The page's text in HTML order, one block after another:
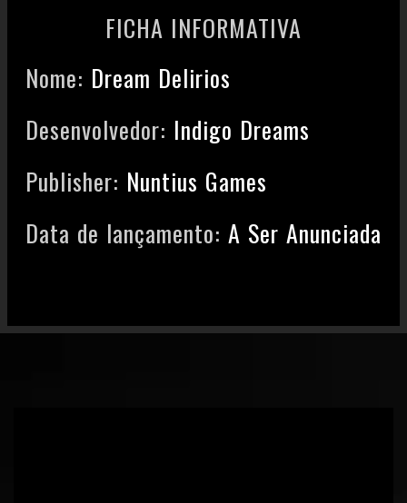
FICHA INFORMATIVA
Nome: Dream Delirios
Desenvolvedor: Indigo Dreams
Publisher: Nuntius Games
Data de lançamento: A Ser Anunciada